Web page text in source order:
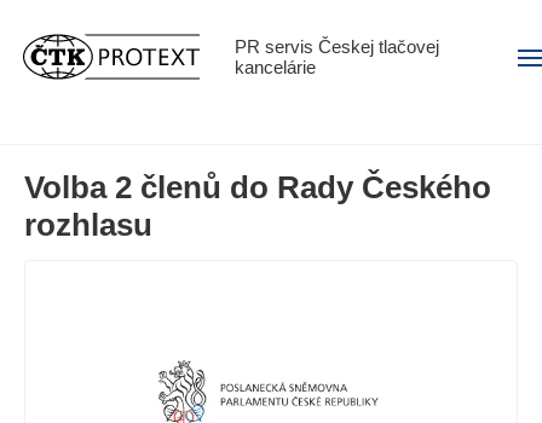
PR servis Českej tlačovej
kancelárie
Volba 2 členů do Rady Českého
rozhlasu